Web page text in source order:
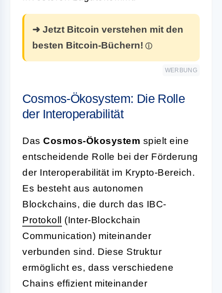
➜ Jetzt Bitcoin verstehen mit den
besten Bitcoin-Büchern!
WERBUNG
Cosmos-Ökosystem: Die Rolle
der Interoperabilität
Das Cosmos-Ökosystem spielt eine
entscheidende Rolle bei der Förderung
der Interoperabilität im Krypto-Bereich.
Es besteht aus autonomen
Blockchains, die durch das IBC-
Protokoll (Inter-Blockchain
Communication) miteinander
verbunden sind. Diese Struktur
ermöglicht es, dass verschiedene
Chains effizient miteinander